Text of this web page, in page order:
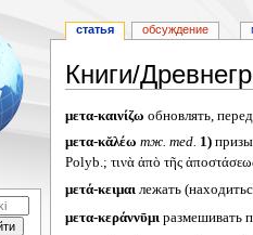
Книги/
Перейти
навигации
Перейти
поиску
μετα-καινίζω обновлять,
μετα-κᾰλέω тж. med. 1)
Polyb.; τινὰ ἀπὸ τῆς
μετά-κειμαι лежать
μετα-κεράννῡμι размешивать
статья обсуждение